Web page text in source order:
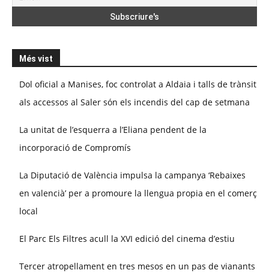
Més vist
Dol oficial a Manises, foc controlat a Aldaia i talls de trànsit
als accessos al Saler són els incendis del cap de setmana
La unitat de l’esquerra a l’Eliana pendent de la
incorporació de Compromís
La Diputació de València impulsa la campanya ‘Rebaixes
en valencià’ per a promoure la llengua propia en el comerç
local
El Parc Els Filtres acull la XVI edició del cinema d’estiu
Tercer atropellament en tres mesos en un pas de vianants